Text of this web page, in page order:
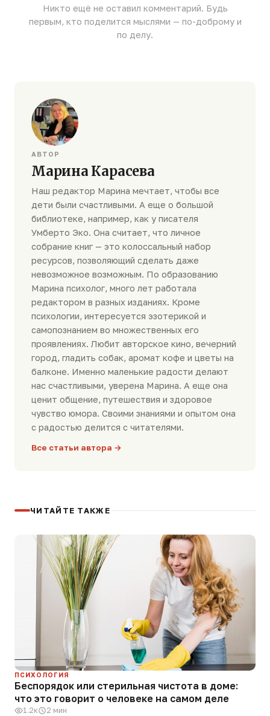
Никто ещё не оставил комментарий. Будь
первым, кто поделится мыслями — по-доброму и
по делу.
АВТОР
Марина Карасева
Наш редактор Марина мечтает, чтобы все
дети были счастливыми. А еще о большой
библиотеке, например, как у писателя
Умберто Эко. Она считает, что личное
собрание книг — это колоссальный набор
ресурсов, позволяющий сделать даже
невозможное возможным. По образованию
Марина психолог, много лет работала
редактором в разных изданиях. Кроме
психологии, интересуется эзотерикой и
самопознанием во множественных его
проявлениях. Любит авторское кино, вечерний
город, гладить собак, аромат кофе и цветы на
балконе. Именно маленькие радости делают
нас счастливыми, уверена Марина. А еще она
ценит общение, путешествия и здоровое
чувство юмора. Своими знаниями и опытом она
с радостью делится с читателями.
Все статьи автора →
ЧИТАЙТЕ ТАКЖЕ
ПСИХОЛОГИЯ
Беспорядок или стерильная чистота в доме:
что это говорит о человеке на самом деле
1.2к 2 мин